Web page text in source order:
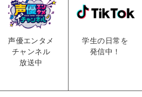
声優エンタメ
チャンネル
放送中
学生の日常を
発信中！